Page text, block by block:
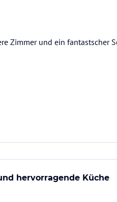
Zimmer und ein fantastscher
hervorragende Küche